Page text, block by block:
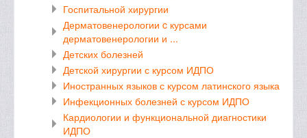
Госпитальной хирургии
Дерматовенерологии c курсами
дерматовенерологии и ...
Детских болезней
Детской хирургии с курсом ИДПО
Иностранных языков с курсом латинского языка
Инфекционных болезней с курсом ИДПО
Кардиологии и функциональной диагностики
ИДПО